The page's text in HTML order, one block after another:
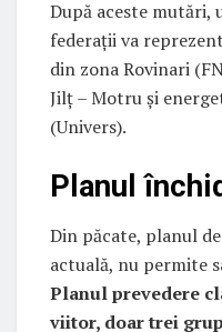
După aceste mutări,
federații va
din zona Rovinari
Jilț – Motru și
(Univers).
Planul
Din păcate, planul
actuală, nu permite
Planul prevedere
viitor, doar trei